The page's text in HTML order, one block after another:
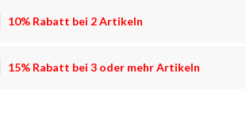
10% Rabatt bei 2 Artikeln
15% Rabatt bei 3 oder mehr Artikeln